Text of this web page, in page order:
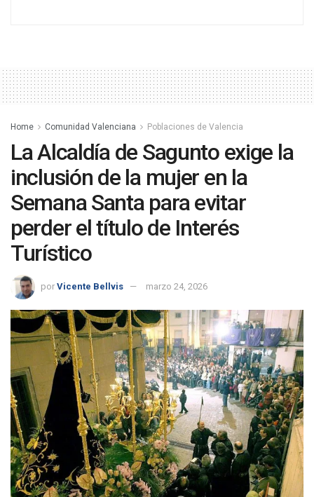
Home Comunidad Valenciana Poblaciones de Valencia
La Alcaldía de Sagunto exige la
inclusión de la mujer en la
Semana Santa para evitar
perder el título de Interés
Turístico
por Vicente Bellvis marzo 24, 2026